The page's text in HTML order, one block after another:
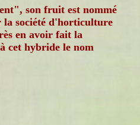
son fruit est nommé
la société d'horticulture
en avoir fait la
cet hybride le nom